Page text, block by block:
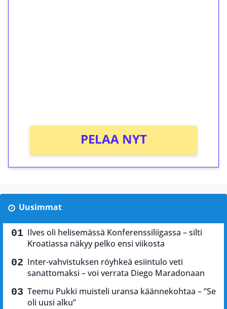
PELAA NYT
Uusimmat
Ilves oli helisemässä Konferenssiliigassa – silti
Kroatiassa näkyy pelko ensi viikosta
Inter-vahvistuksen röyhkeä esiintulo veti
sanattomaksi – voi verrata Diego Maradonaan
Teemu Pukki muisteli uransa käännekohtaa – ”Se
oli uusi alku”